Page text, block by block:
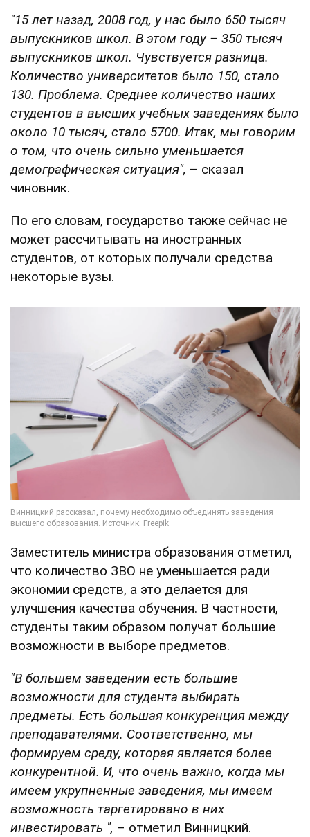
"15 лет назад, 2008 год, у нас было 650 тысяч
выпускников школ. В этом году – 350 тысяч
выпускников школ. Чувствуется разница.
Количество университетов было 150, стало
130. Проблема. Среднее количество наших
студентов в высших учебных заведениях было
около 10 тысяч, стало 5700. Итак, мы говорим
о том, что очень сильно уменьшается
демографическая ситуация", – сказал
чиновник.
По его словам, государство также сейчас не
может рассчитывать на иностранных
студентов, от которых получали средства
некоторые вузы.
Заместитель министра образования отметил,
что количество ЗВО не уменьшается ради
экономии средств, а это делается для
улучшения качества обучения. В частности,
студенты таким образом получат большие
возможности в выборе предметов.
"В большем заведении есть большие
возможности для студента выбирать
предметы. Есть большая конкуренция между
преподавателями. Соответственно, мы
формируем среду, которая является более
конкурентной. И, что очень важно, когда мы
имеем укрупненные заведения, мы имеем
возможность таргетировано в них
инвестировать ", – отметил Винницкий.